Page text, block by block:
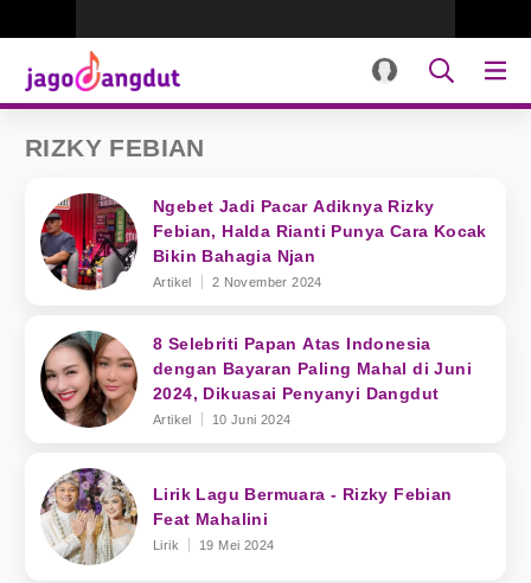
RIZKY FEBIAN
Ngebet Jadi Pacar Adiknya Rizky
Febian, Halda Rianti Punya Cara Kocak
Bikin Bahagia Njan
Artikel 2 November 2024
8 Selebriti Papan Atas Indonesia
dengan Bayaran Paling Mahal di Juni
2024, Dikuasai Penyanyi Dangdut
Artikel 10 Juni 2024
Lirik Lagu Bermuara - Rizky Febian
Feat Mahalini
Lirik 19 Mei 2024